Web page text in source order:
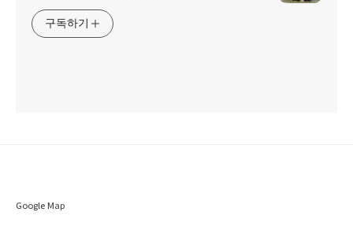
구독하기
Google Map